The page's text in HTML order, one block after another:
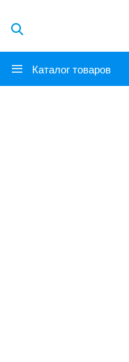
Каталог товаров